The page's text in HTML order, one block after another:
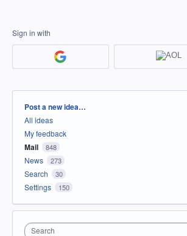
Sign in with
Categories
Post a new idea…
All ideas
My feedback
Mail 848
News 273
Search 30
Settings 150
Search